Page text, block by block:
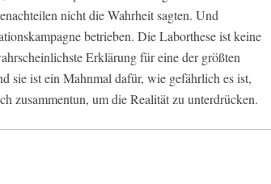
nicht die Wahrheit sagten. Und
betrieben. Die Laborthese ist keine
Erklärung für eine der größten
sie ist ein Mahnmal dafür, wie gefährlich es ist,
zusammentun, um die Realität zu unterdrücken.